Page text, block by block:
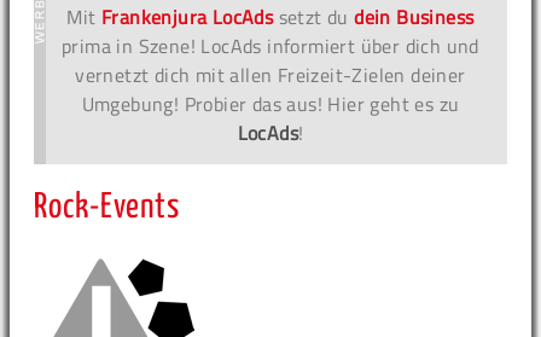
Mit Frankenjura LocAdssetzt dudein Business
prima in Szene! LocAds informiert über dich und
vernetzt dich mit allen Freizeit-Zielen deiner
Umgebung! Probier das aus! Hier geht es zu
LocAds!
Rock-Events